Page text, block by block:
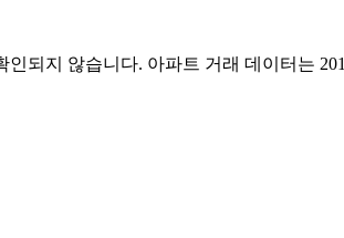
되지 않습니다. 아파트 거래 데이터는